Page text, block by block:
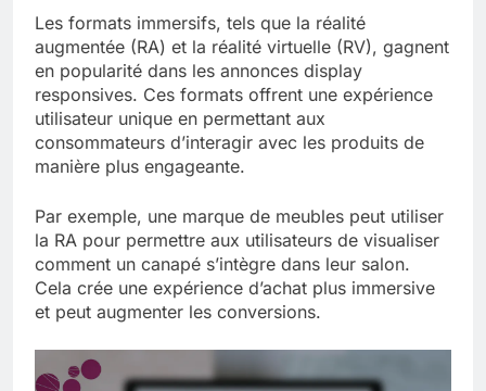
Les formats immersifs, tels que la réalité
augmentée (RA) et la réalité virtuelle (RV), gagnent
en popularité dans les annonces display
responsives. Ces formats offrent une expérience
utilisateur unique en permettant aux
consommateurs d’interagir avec les produits de
manière plus engageante.
Par exemple, une marque de meubles peut utiliser
la RA pour permettre aux utilisateurs de visualiser
comment un canapé s’intègre dans leur salon.
Cela crée une expérience d’achat plus immersive
et peut augmenter les conversions.